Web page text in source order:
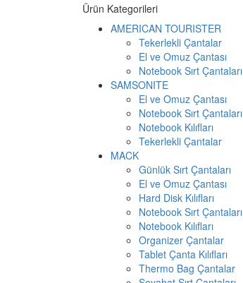
Ürün Kategorileri
AMERICAN TOURISTER
Tekerlekli Çantalar
El ve Omuz Çantası
Notebook Sırt Çantaları
SAMSONITE
El ve Omuz Çantası
Notebook Sırt Çantaları
Notebook Kılıfları
Tekerlekli Çantalar
MACK
Günlük Sırt Çantaları
El ve Omuz Çantası
Hard Disk Kılıfları
Notebook Sırt Çantaları
Notebook Kılıfları
Organizer Çantalar
Tablet Çanta Kılıfları
Thermo Bag Çantalar